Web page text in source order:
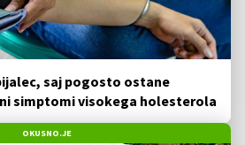
saj pogosto ostane
simptomi visokega holesterola
OKUSNO.JE